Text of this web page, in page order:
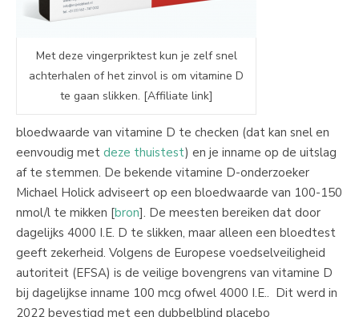
Met deze vingerpriktest kun je zelf snel
achterhalen of het zinvol is om vitamine D
te gaan slikken. [Affiliate link]
bloedwaarde van vitamine D te checken (dat kan snel en
eenvoudig met deze thuistest) en je inname op de uitslag
af te stemmen. De bekende vitamine D-onderzoeker
Michael Holick adviseert op een bloedwaarde van 100-150
nmol/l te mikken [bron]. De meesten bereiken dat door
dagelijks 4000 I.E. D te slikken, maar alleen een bloedtest
geeft zekerheid. Volgens de Europese voedselveiligheid
autoriteit (EFSA) is de veilige bovengrens van vitamine D
bij dagelijkse inname 100 mcg ofwel 4000 I.E.. Dit werd in
2022 bevestigd met een dubbelblind placebo